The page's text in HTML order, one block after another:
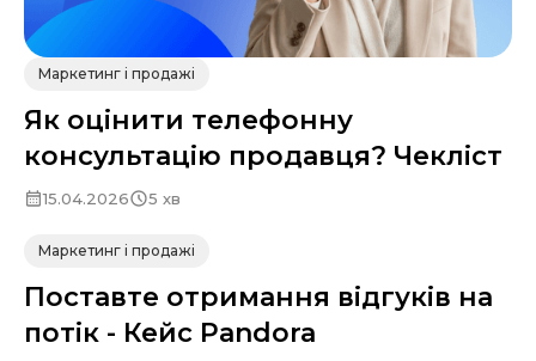
Маркетинг і продажі
Як оцінити телефонну
консультацію продавця? Чекліст
15.04.2026 5 хв
Маркетинг і продажі
Поставте отримання відгуків на
потік - Кейс Pandora